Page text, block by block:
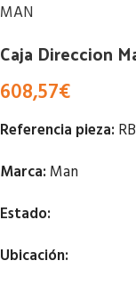
MAN
Caja Direccion
608,57€
Referencia pieza:
Marca: Man
Estado:
Ubicación: